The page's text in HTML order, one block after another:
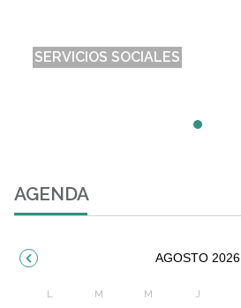
SERVICIOS SOCIALES
AGENDA
AGOSTO 2026